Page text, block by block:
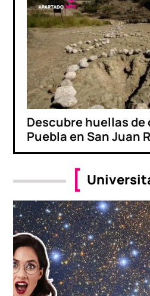
Descubre huellas
Puebla en San Juan